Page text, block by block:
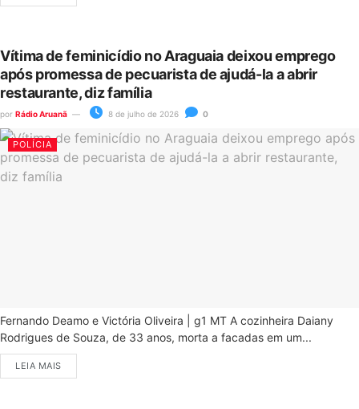
Vítima de feminicídio no Araguaia deixou emprego
após promessa de pecuarista de ajudá-la a abrir
restaurante, diz família
por Rádio Aruanã 8 de julho de 2026 0
POLÍCIA
Fernando Deamo e Victória Oliveira | g1 MT A cozinheira Daiany
Rodrigues de Souza, de 33 anos, morta a facadas em um...
LEIA MAIS